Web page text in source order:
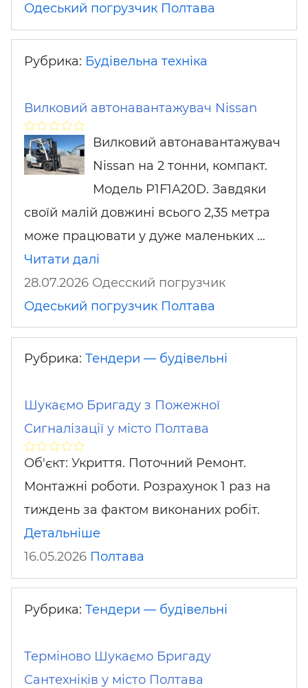
Одеський погрузчик Полтава
Рубрика: Будівельна техніка
Вилковий автонавантажувач Nissan
Вилковий автонавантажувач
Nissan на 2 тонни, компакт.
Модель P1F1A20D. Завдяки
своїй малій довжині всього 2,35 метра
може працювати у дуже маленьких …
Читати далі
28.07.2026 Одесский погрузчик
Одеський погрузчик Полтава
Рубрика: Тендери — будівельні
Шукаємо Бригаду з Пожежної
Сигналізації у місто Полтава
Об'єкт: Укриття. Поточний Ремонт.
Монтажні роботи. Розрахунок 1 раз на
тиждень за фактом виконаних робіт.
Детальніше
16.05.2026 Полтава
Рубрика: Тендери — будівельні
Терміново Шукаємо Бригаду
Сантехніків у місто Полтава